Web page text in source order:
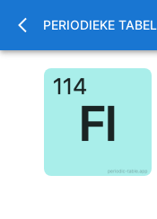
PERIODIEKE TABEL